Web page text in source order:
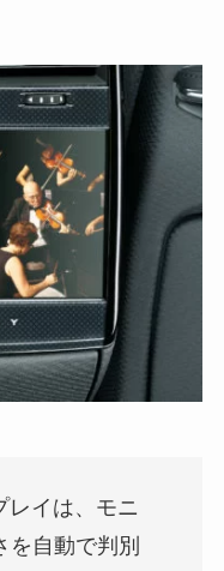
レイは、モニ
を自動で判別